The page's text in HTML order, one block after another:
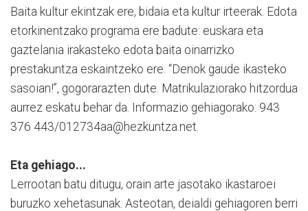
Baita kultur ekintzak ere, bidaia eta kultur irteerak. Edota
etorkinentzako programa ere badute: euskara eta
gaztelania irakasteko edota baita oinarrizko
prestakuntza eskaintzeko ere. “Denok gaude ikasteko
sasoian!”, gogorarazten dute. Matrikulaziorako hitzordua
aurrez eskatu behar da. Informazio gehiagorako: 943
376 443/012734aa@hezkuntza.net.
Eta gehiago...
Lerrootan batu ditugu, orain arte jasotako ikastaroei
buruzko xehetasunak. Asteotan, deialdi gehiagoren berri